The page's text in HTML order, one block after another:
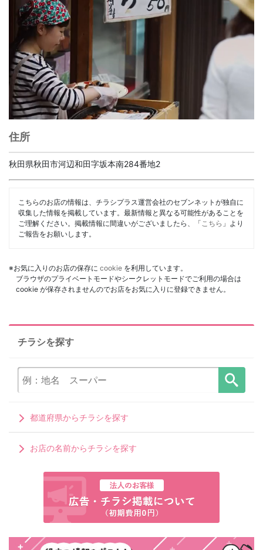
住所
秋田県秋田市河辺和田字坂本南284番地2
こちらのお店の情報は、チラシプラス運営会社のセブンネットが独自に
収集した情報を掲載しています。最新情報と異なる可能性があることを
ご理解ください。掲載情報に間違いがございましたら、「 こちら 」より
ご報告をお願いします。
※お気に入りのお店の保存に cookie を利用しています。
ブラウザのプライベートモードやシークレットモードでご利用の場合は
cookie が保存されませんのでお店をお気に入りに登録できません。
チラシを探す
都道府県からチラシを探す
お店の名前からチラシを探す